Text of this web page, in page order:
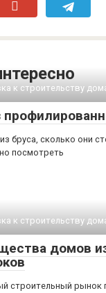
к строительству
бруса, сколько они
посмотреть
к строительству
домов
строительный рынок